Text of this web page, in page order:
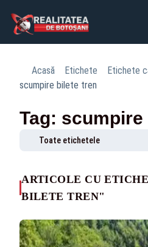
Acasă Etichete
Etichete
scumpire bilete tren
Tag:
Toate etichetele
ARTICOLE CU
BILETE TREN"